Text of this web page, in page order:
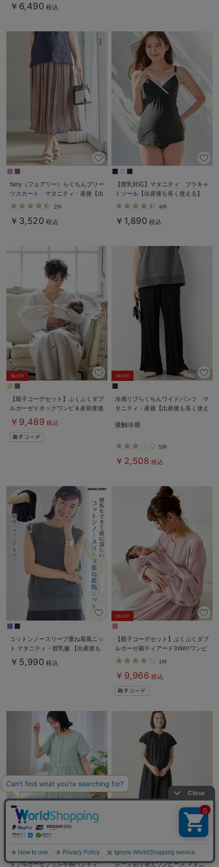
￥6,490 税込
fairy（フェアリー）らくちんプリー
ツスカート マタニティ・産後【出
産後も長く使える】
2件
￥3,520 税込
【授乳対応】マタニティ ブラキャ
ミソール【出産後も長く使える】
4件
￥1,890 税込
5%OFF
【親子コーデセット】ぷくぷくダブ
ルガーゼＶネックワンピ＆産前産後
使えるレギンスパジャマ&2wayオ
ール 出産準備 ギフト マタニテ
ィ・産後
￥9,489 税込
5%OFF
冷感リブらくちんワイドパンツ マ
タニティ・産後【出産後も長く使え
接触冷感
5件
￥2,508 税込
コットンノースリーブ重ね着風ニッ
ト マタニティ・授乳服 【出産後も
長く使える】
￥5,990 税込
5%OFF
【親子コーデセット】ぷくぷくダブ
ルガーゼ裾ティアード3WAYワンピ
ース＆産前産後使えるレギンスパジ
ャマ&2wayオール 出産準備 ギ
フト マタニティ・産後
1件
￥9,966 税込
ダブルガーゼフリル半袖パジャマ レース切り替えワンピース マタニ